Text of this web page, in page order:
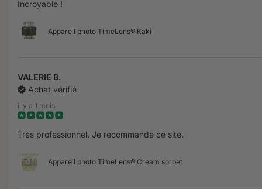
Incroyable !
Appareil photo TimeLens® Kaki
VALERIE B.
Achat vérifié
il y a 1 mois
Très professionnel. Je recommande ce site.
Appareil photo TimeLens® Cream sorbet